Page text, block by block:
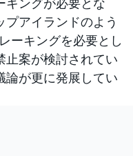
アイランドのよう
ーキングを必要とし
止案が検討されてい
論が更に発展してい